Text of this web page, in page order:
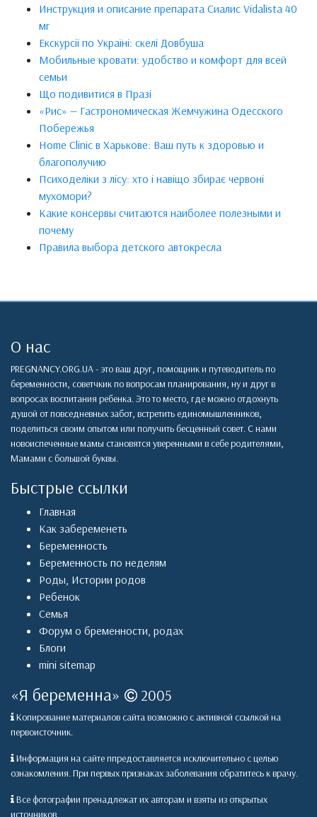
Инструкция и описание препарата Сиалис Vidalista 40
мг
Екскурсії по Україні: скелі Довбуша
Мобильные кровати: удобство и комфорт для всей
семьи
Що подивитися в Празі
«Рис» — Гастрономическая Жемчужина Одесского
Побережья
Home Clinic в Харькове: Ваш путь к здоровью и
благополучию
Психоделіки з лісу: хто і навіщо збирає червоні
мухомори?
Какие консервы считаются наиболее полезными и
почему
Правила выбора детского автокресла
О нас
PREGNANCY.ORG.UA - это ваш друг, помощник и путеводитель по
беременности, советчкик по вопросам планирования, ну и друг в
вопросах воспитания ребенка. Это то место, где можно отдохнуть
душой от повседневных забот, встретить единомышленников,
поделиться своим опытом или получить бесценный совет. С нами
новоиспеченные мамы становятся уверенными в себе родителями,
Мамами с большой буквы.
Быстрые ссылки
Главная
Как забеременеть
Беременность
Беременность по неделям
Роды, Истории родов
Ребенок
Семья
Форум о бременности, родах
Блоги
mini sitemap
«Я беременна» 2005
Копирование материалов сайта возможно с активной ссылкой на
первоисточник.
Информация на сайте ппредоставляется исключительно с целью
ознакомления. При первых признаках заболевания обратитесь к врачу.
Все фотографии пренадлежат их авторам и взяты из открытых
источников.